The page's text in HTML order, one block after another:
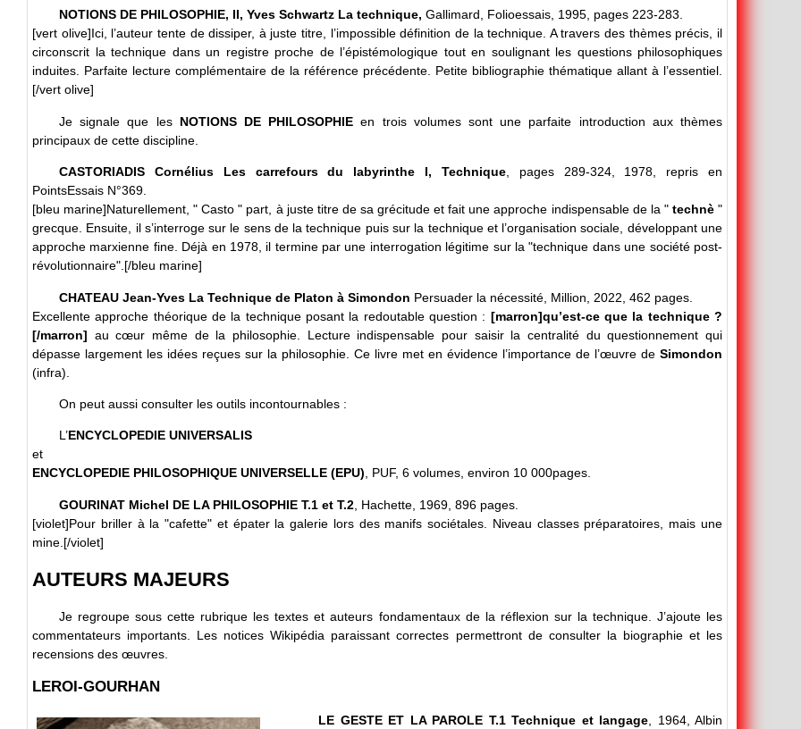
NOTIONS DE PHILOSOPHIE, II, Yves Schwartz La technique, Gallimard, Folioessais, 1995, pages 223-283.
[vert olive]Ici, l’auteur tente de dissiper, à juste titre, l’impossible définition de la technique. A travers des thèmes précis, il
circonscrit la technique dans un registre proche de l’épistémologique tout en soulignant les questions philosophiques
induites. Parfaite lecture complémentaire de la référence précédente. Petite bibliographie thématique allant à l’essentiel.
[/vert olive]
Je signale que les NOTIONS DE PHILOSOPHIE en trois volumes sont une parfaite introduction aux thèmes
principaux de cette discipline.
CASTORIADIS Cornélius Les carrefours du labyrinthe I, Technique, pages 289-324, 1978, repris en
PointsEssais N°369.
[bleu marine]Naturellement, " Casto " part, à juste titre de sa grécitude et fait une approche indispensable de la " technè"
grecque. Ensuite, il s’interroge sur le sens de la technique puis sur la technique et l’organisation sociale, développant une
approche marxienne fine. Déjà en 1978, il termine par une interrogation légitime sur la "technique dans une société post-
révolutionnaire".[/bleu marine]
CHATEAU Jean-Yves La Technique de Platon à Simondon Persuader la nécessité, Million, 2022, 462 pages.
Excellente approche théorique de la technique posant la redoutable question : [marron]qu’est-ce que la technique ?
[/marron] au cœur même de la philosophie. Lecture indispensable pour saisir la centralité du questionnement qui
dépasse largement les idées reçues sur la philosophie. Ce livre met en évidence l’importance de l’œuvre de Simondon
(infra).
On peut aussi consulter les outils incontournables :
L’ENCYCLOPEDIE UNIVERSALIS
et
ENCYCLOPEDIE PHILOSOPHIQUE UNIVERSELLE (EPU), PUF, 6 volumes, environ 10 000pages.
GOURINAT Michel DE LA PHILOSOPHIE T.1 et T.2 , Hachette, 1969, 896 pages.
[violet]Pour briller à la "cafette" et épater la galerie lors des manifs sociétales. Niveau classes préparatoires, mais une
mine.[/violet]
AUTEURS MAJEURS
Je regroupe sous cette rubrique les textes et auteurs fondamentaux de la réflexion sur la technique. J’ajoute les
commentateurs importants. Les notices Wikipédia paraissant correctes permettront de consulter la biographie et les
recensions des œuvres.
LEROI-GOURHAN
LE GESTE ET LA PAROLE T.1 Technique et langage, 1964, Albin